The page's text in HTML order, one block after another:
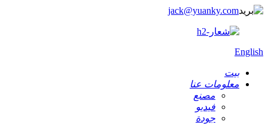
jack@yuanky.com
English
بيت
معلومات عنا
مصنع
فيديو
جودة